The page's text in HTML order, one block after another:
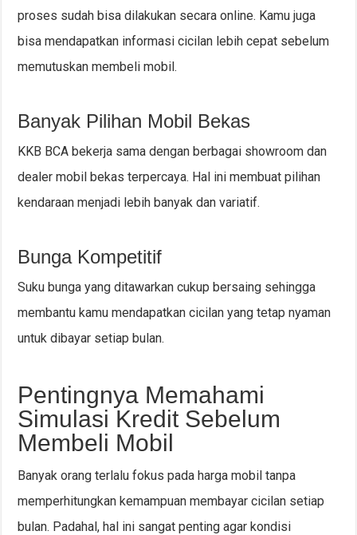
proses sudah bisa dilakukan secara online. Kamu juga
bisa mendapatkan informasi cicilan lebih cepat sebelum
memutuskan membeli mobil.
Banyak Pilihan Mobil Bekas
KKB BCA bekerja sama dengan berbagai showroom dan
dealer mobil bekas terpercaya. Hal ini membuat pilihan
kendaraan menjadi lebih banyak dan variatif.
Bunga Kompetitif
Suku bunga yang ditawarkan cukup bersaing sehingga
membantu kamu mendapatkan cicilan yang tetap nyaman
untuk dibayar setiap bulan.
Pentingnya Memahami
Simulasi Kredit Sebelum
Membeli Mobil
Banyak orang terlalu fokus pada harga mobil tanpa
memperhitungkan kemampuan membayar cicilan setiap
bulan. Padahal, hal ini sangat penting agar kondisi